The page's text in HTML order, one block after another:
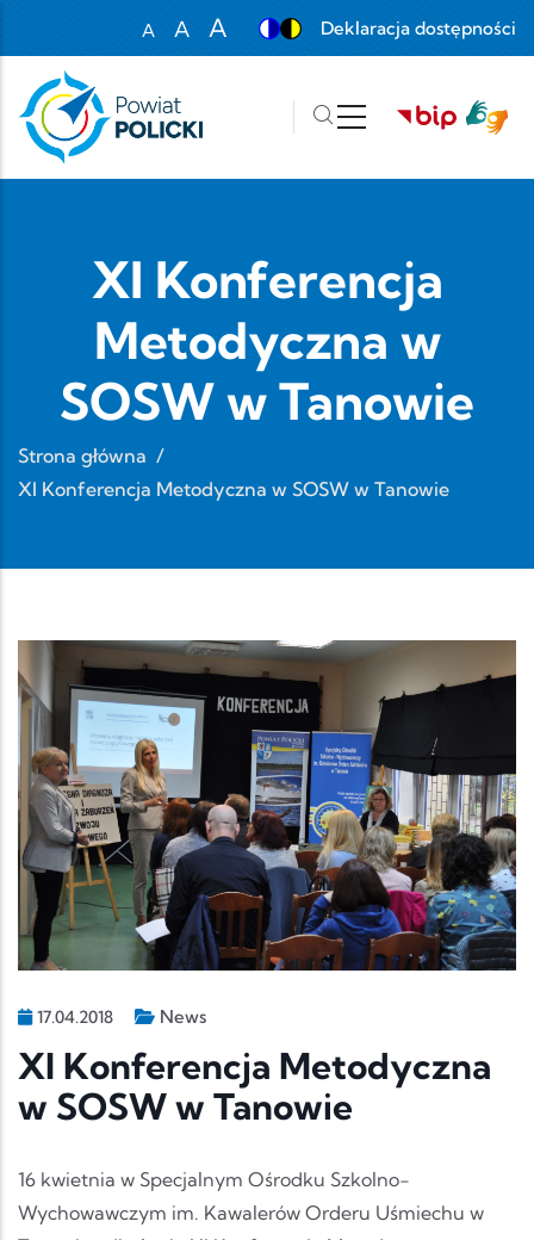
A
Set font size to 100%
A
A
Deklaracja dostępności
XI Konferencja
Metodyczna w
SOSW w Tanowie
Strona główna /
XI Konferencja Metodyczna w SOSW w Tanowie
17.04.2018 News
XI Konferencja Metodyczna
w SOSW w Tanowie
16 kwietnia w Specjalnym Ośrodku Szkolno-
Wychowawczym im. Kawalerów Orderu Uśmiechu w